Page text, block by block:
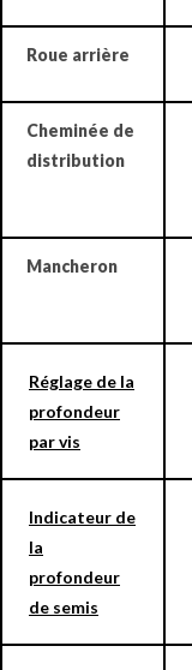
Roue arrière
Cheminée de
distribution
Mancheron
Réglage de la
profondeur
par vis
Indicateur de
la
profondeur
de semis